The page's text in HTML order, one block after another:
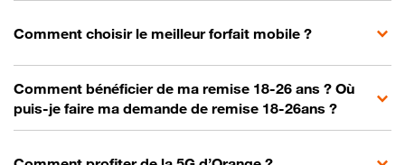
Comment choisir le meilleur forfait mobile ?
Comment bénéficier de ma remise 18-26 ans ? Où
puis-je faire ma demande de remise 18-26ans ?